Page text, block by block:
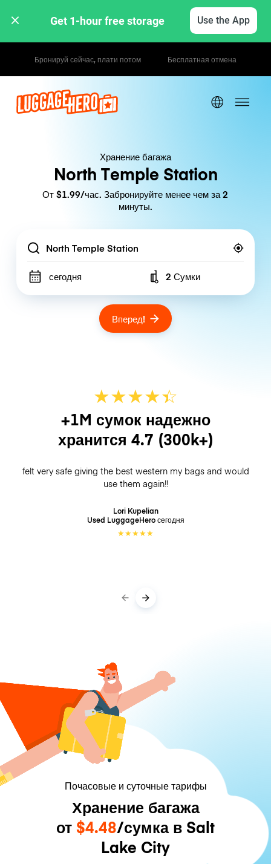
Get 1-hour free storage Use the App
Почасовые / дневные тарифы
Хранение багажа
North Temple Station
От $1.99/час. Забронируйте менее чем за 2
минуты.
Location
сегодня Number of bags
2 Сумки
Вперед!
★★★★☆
★
+1M сумок надежно
хранится 4.7 (300k+)
felt very safe giving the best western my bags and would
use them again!!
Lori Kupelian
Used LuggageHeroсегодня
★★★★★
Почасовые и суточные тарифы
Хранение багажа
от $4.48/сумка в Salt
Lake City